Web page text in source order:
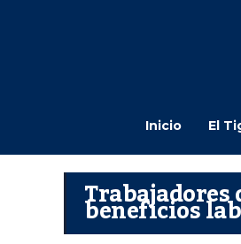
Inicio El
beneficios